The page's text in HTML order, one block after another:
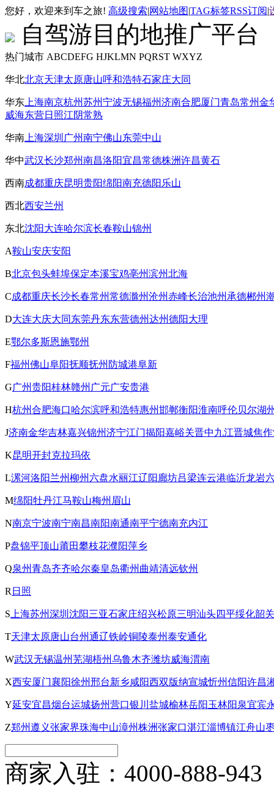
您好，欢迎来到车之旅! 高级搜索|网站地图|TAG标签RSS订阅|
自驾游目的地推广平台
热门城市 ABCDEFG HJKLMN PQRST WXYZ
华北北京天津太原唐山呼和浩特石家庄大同
华东 上海南京杭州苏州宁波无锡福州济南合肥厦门青岛常州金
威海东营日照江阴常熟
华南 上海深圳 广州南宁佛山东莞中山
华中武汉长沙郑州南昌洛阳宜昌常德株洲许昌黄石
西南成都重庆昆明贵阳绵阳南充德阳 乐山
西北西安兰州
东北沈阳大连哈尔滨长春鞍山锦州
A鞍山安庆安阳
B北京包头蚌埠保定本溪宝鸡亳州滨州北海
C成都重庆长沙长春常州常德滁州沧州赤峰长治池州 承德郴州
D大连大庆大同 东莞丹东东营德州达州德阳大理
E鄂尔多斯恩施鄂州
F福州佛山阜阳抚顺抚州 防城港阜新
G广州贵阳桂林赣州 广元广安贵港
H杭州合肥海口哈尔滨呼和浩特惠州邯郸衡阳淮南呼伦贝尔湖
J济南金华吉林嘉兴锦州济宁江门揭阳嘉峪关晋中九江晋城焦作
K昆明开封克拉玛依
L漯河洛阳兰州柳州 六盘水丽江辽阳廊坊吕梁连云港临沂龙岩
M绵阳牡丹江马鞍山梅州 眉山
N南京宁波南宁南昌南阳南通南平宁德南充内江
P盘锦平顶山莆田攀枝花濮阳萍乡
Q泉州青岛齐齐哈尔秦皇岛衢州 曲靖清远钦州
R 日照
S 上海苏州深圳 沈阳三亚石家庄绍兴松原三明汕头四平绥化韶关
T天津太原唐山台州通辽铁岭铜陵泰州泰安通化
W武汉无锡温州芜湖梧州乌鲁木齐潍坊威海渭南
X西安厦门襄阳徐州邢台新乡咸阳西双版纳宣城忻州信阳许昌
Y延安宜昌烟台运城扬州营口银川 盐城榆林岳阳玉林阳泉宜宾
Z郑州遵义张家界珠海中山漳州株洲张家口湛江淄博镇江舟山
商家入驻： 4000-888-943